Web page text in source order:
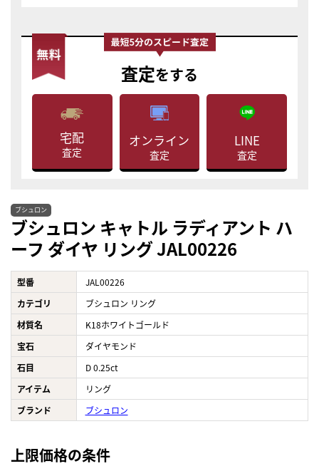
査定をする
宅配
査定
オンライン
査定
LINE
査定
ブシュロン
ブシュロン キャトル ラディアント ハ
ーフ ダイヤ リング JAL00226
型番
JAL00226
カテゴリ
ブシュロン リング
材質名
K18ホワイトゴールド
宝石
ダイヤモンド
石目
D 0.25ct
アイテム
リング
ブランド
ブシュロン
上限価格の条件